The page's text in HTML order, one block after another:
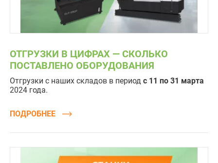
ОТГРУЗКИ В ЦИФРАХ — СКОЛЬКО
ПОСТАВЛЕНО ОБОРУДОВАНИЯ
Отгрузки с наших складов в период с 11 по 31 марта
2024 года.
ПОДРОБНЕЕ